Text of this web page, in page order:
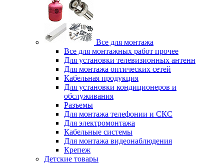
Все для монтажа
Все для монтажных работ прочее
Для установки телевизионных антенн
Для монтажа оптических сетей
Кабельная продукция
Для установки кондиционеров и
обслуживания
Разъемы
Для монтажа телефонии и СКС
Для электромонтажа
Кабельные системы
Для монтажа видеонаблюдения
Крепеж
Детские товары